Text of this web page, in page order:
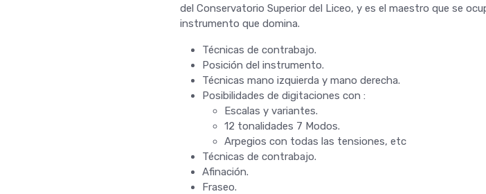
del Conservatorio Superior del Liceo, y es el maestro que se
instrumento que domina.
Técnicas de contrabajo.
Posición del instrumento.
Técnicas mano izquierda y mano derecha.
Posibilidades de digitaciones con :
Escalas y variantes.
12 tonalidades 7 Modos.
Arpegios con todas las tensiones, etc
Técnicas de contrabajo.
Afinación.
Fraseo.